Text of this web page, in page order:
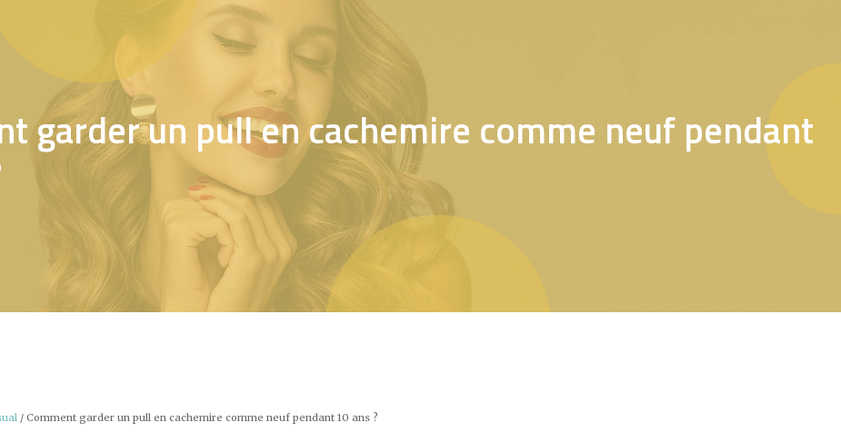
garder un pull en cachemire comme neuf pendant
/ Comment garder un pull en cachemire comme neuf pendant 10 ans ?